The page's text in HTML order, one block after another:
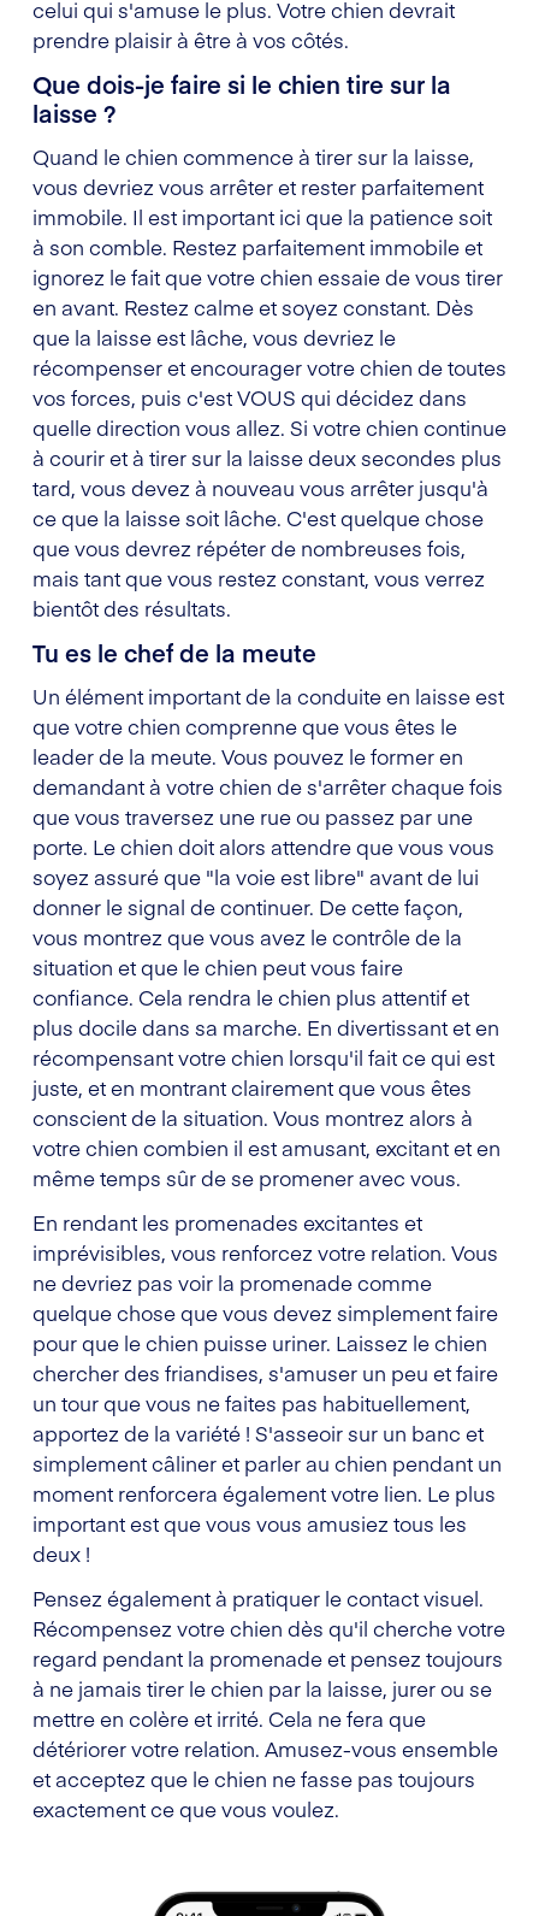
celui qui s'amuse le plus. Votre chien devrait
prendre plaisir à être à vos côtés.
Que dois-je faire si le chien tire sur la
laisse ?
Quand le chien commence à tirer sur la laisse,
vous devriez vous arrêter et rester parfaitement
immobile. Il est important ici que la patience soit
à son comble. Restez parfaitement immobile et
ignorez le fait que votre chien essaie de vous tirer
en avant. Restez calme et soyez constant. Dès
que la laisse est lâche, vous devriez le
récompenser et encourager votre chien de toutes
vos forces, puis c'est VOUS qui décidez dans
quelle direction vous allez. Si votre chien continue
à courir et à tirer sur la laisse deux secondes plus
tard, vous devez à nouveau vous arrêter jusqu'à
ce que la laisse soit lâche. C'est quelque chose
que vous devrez répéter de nombreuses fois,
mais tant que vous restez constant, vous verrez
bientôt des résultats.
Tu es le chef de la meute
Un élément important de la conduite en laisse est
que votre chien comprenne que vous êtes le
leader de la meute. Vous pouvez le former en
demandant à votre chien de s'arrêter chaque fois
que vous traversez une rue ou passez par une
porte. Le chien doit alors attendre que vous vous
soyez assuré que "la voie est libre" avant de lui
donner le signal de continuer. De cette façon,
vous montrez que vous avez le contrôle de la
situation et que le chien peut vous faire
confiance. Cela rendra le chien plus attentif et
plus docile dans sa marche. En divertissant et en
récompensant votre chien lorsqu'il fait ce qui est
juste, et en montrant clairement que vous êtes
conscient de la situation. Vous montrez alors à
votre chien combien il est amusant, excitant et en
même temps sûr de se promener avec vous.
En rendant les promenades excitantes et
imprévisibles, vous renforcez votre relation. Vous
ne devriez pas voir la promenade comme
quelque chose que vous devez simplement faire
pour que le chien puisse uriner. Laissez le chien
chercher des friandises, s'amuser un peu et faire
un tour que vous ne faites pas habituellement,
apportez de la variété ! S'asseoir sur un banc et
simplement câliner et parler au chien pendant un
moment renforcera également votre lien. Le plus
important est que vous vous amusiez tous les
deux !
Pensez également à pratiquer le contact visuel.
Récompensez votre chien dès qu'il cherche votre
regard pendant la promenade et pensez toujours
à ne jamais tirer le chien par la laisse, jurer ou se
mettre en colère et irrité. Cela ne fera que
détériorer votre relation. Amusez-vous ensemble
et acceptez que le chien ne fasse pas toujours
exactement ce que vous voulez.